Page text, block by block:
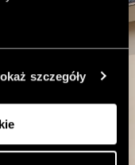
szczegóły